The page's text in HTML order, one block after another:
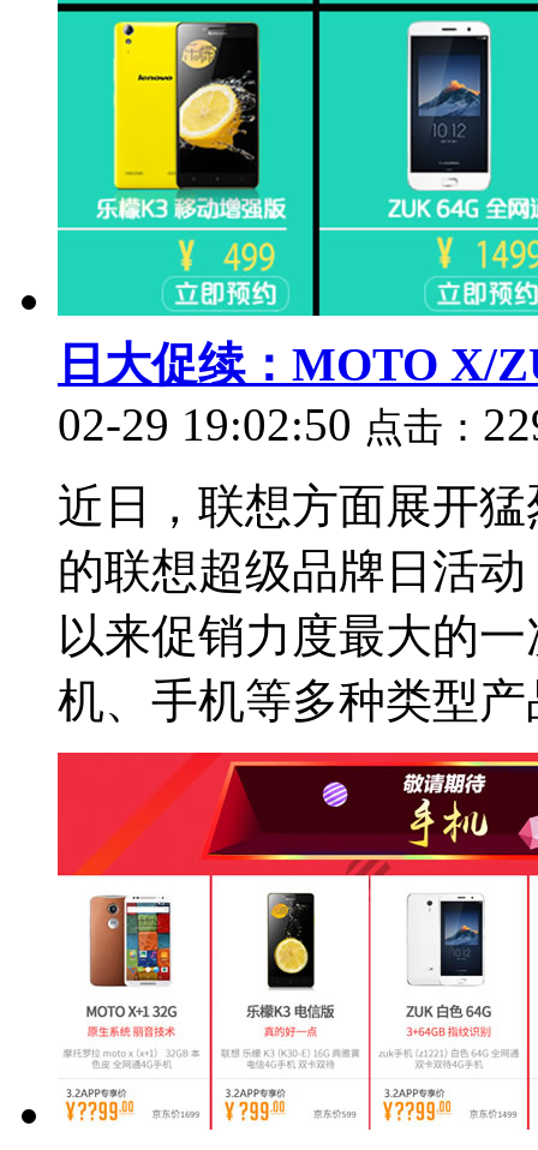
日大促续：MOTO X/
02-29 19:02:50 点击：
近日，联想方面展开
的联想超级品牌日活
以来促销力度最大的
机、手机等多种类型